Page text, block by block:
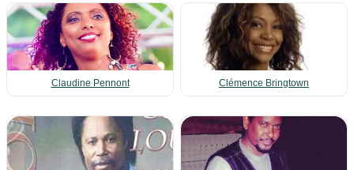
Claudine Pennont Clémence Bringtown